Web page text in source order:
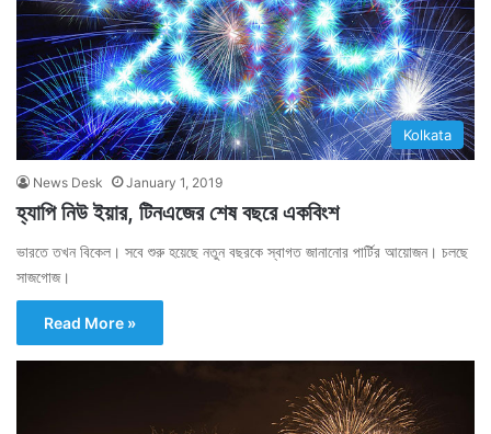
Kolkata
News Desk January 1, 2019
হ্যাপি নিউ ইয়ার, টিনএজের শেষ বছরে একবিংশ
ভারতে তখন বিকেল। সবে শুরু হয়েছে নতুন বছরকে স্বাগত জানানোর পার্টির আয়োজন। চলছে
সাজগোজ।
Read More »